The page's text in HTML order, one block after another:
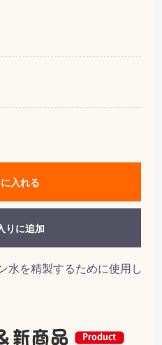
入れる
りに追加
水を精製するために使用し